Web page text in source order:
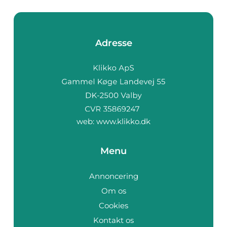
Adresse
web: www.klikko.dk
Menu
Annoncering
Om os
Cookies
Kontakt os